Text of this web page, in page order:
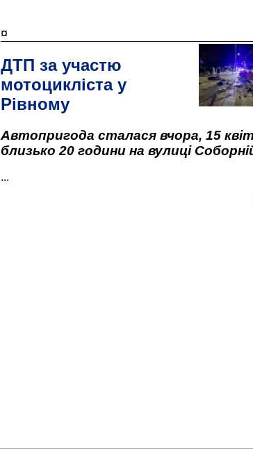
¤
ДТП за участю
мотоцикліста у
Рівному
Автопригода сталася вчора, 15
близько 20 години на вулиці
...